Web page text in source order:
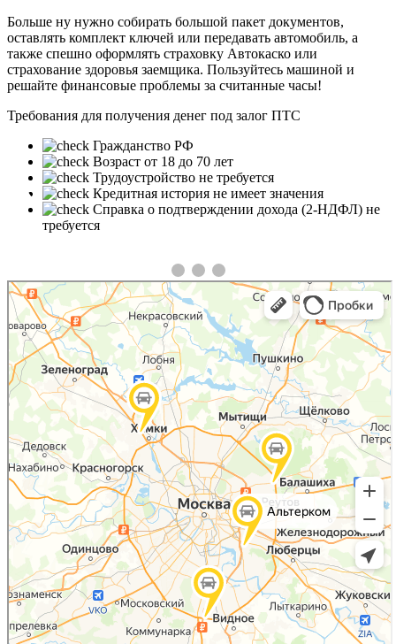
Больше ну нужно собирать большой пакет документов,
оставлять комплект ключей или передавать автомобиль, а
также спешно оформлять страховку Автокаско или
страхование здоровья заемщика. Пользуйтесь машиной и
решайте финансовые проблемы за считанные часы!
Требования для получения денег под залог ПТС
Гражданство РФ
Возраст от 18 до 70 лет
Трудоустройство не требуется
Кредитная история не имеет значения
Справка о подтверждении дохода (2-НДФЛ) не
требуется
❮